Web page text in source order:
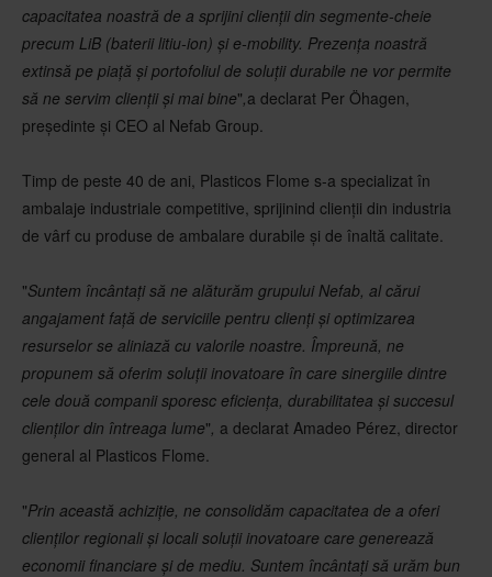
capacitatea noastră de a sprijini clienții din segmente-cheie
precum LiB (baterii litiu-ion) și e-mobility. Prezența noastră
extinsă pe piață și portofoliul de soluții durabile ne vor permite
să ne servim clienții și mai bine",a declarat Per Öhagen,
președinte și CEO al Nefab Group.
Timp de peste 40 de ani, Plasticos Flome s-a specializat în
ambalaje industriale competitive, sprijinind clienții din industria
de vârf cu produse de ambalare durabile și de înaltă calitate.
"Suntem încântați să ne alăturăm grupului Nefab, al cărui
angajament față de serviciile pentru clienți și optimizarea
resurselor se aliniază cu valorile noastre. Împreună, ne
propunem să oferim soluții inovatoare în care sinergiile dintre
cele două companii sporesc eficiența, durabilitatea și succesul
clienților din întreaga lume", a declarat Amadeo Pérez, director
general al Plasticos Flome.
"Prin această achiziție, ne consolidăm capacitatea de a oferi
clienților regionali și locali soluții inovatoare care generează
economii financiare și de mediu. Suntem încântați să urăm bun